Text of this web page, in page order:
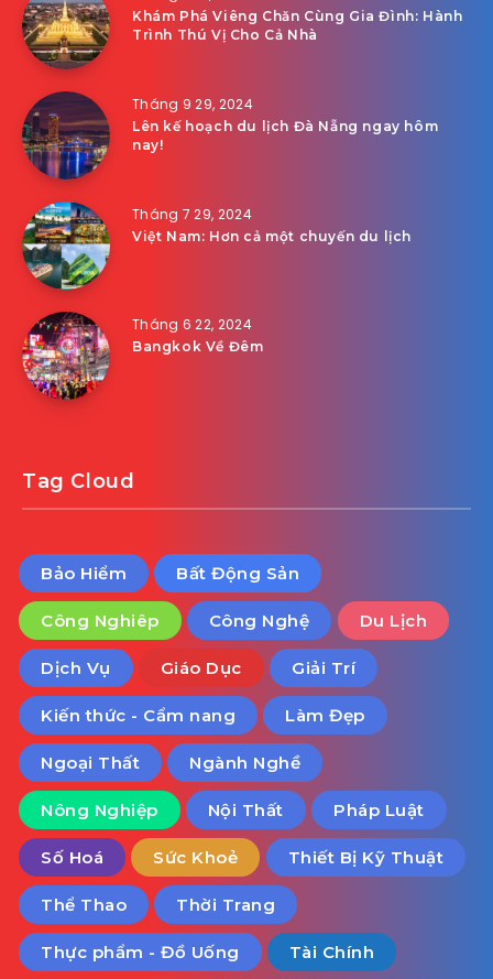
Khám Phá Viêng Chăn Cùng Gia Đình: Hành
Trình Thú Vị Cho Cả Nhà
Tháng 9 29, 2024
Lên kế hoạch du lịch Đà Nẵng ngay hôm
nay!
Tháng 7 29, 2024
Việt Nam: Hơn cả một chuyến du lịch
Tháng 6 22, 2024
Bangkok Về Đêm
Tag Cloud
Bảo Hiểm Bất Động Sản
Công Nghiêp Công Nghệ Du Lịch
Dịch Vụ Giáo Dục Giải Trí
Kiến thức - Cẩm nang Làm Đẹp
Ngoại Thất Ngành Nghề
Nông Nghiệp Nội Thất Pháp Luật
Số Hoá Sức Khoẻ Thiết Bị Kỹ Thuật
Thể Thao Thời Trang
Thực phẩm - Đồ Uống Tài Chính